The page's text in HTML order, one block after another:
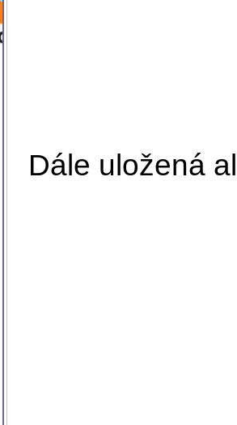
Dále uložená